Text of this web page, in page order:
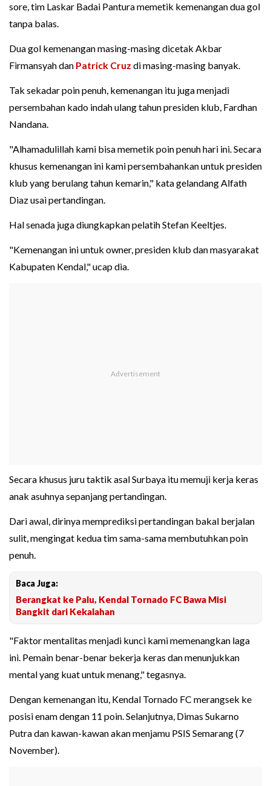
sore, tim Laskar Badai Pantura memetik kemenangan dua gol
tanpa balas.
Dua gol kemenangan masing-masing dicetak Akbar
Firmansyah dan Patrick Cruz di masing-masing banyak.
Tak sekadar poin penuh, kemenangan itu juga menjadi
persembahan kado indah ulang tahun presiden klub, Fardhan
Nandana.
"Alhamadulillah kami bisa memetik poin penuh hari ini. Secara
khusus kemenangan ini kami persembahankan untuk presiden
klub yang berulang tahun kemarin," kata gelandang Alfath
Diaz usai pertandingan.
Hal senada juga diungkapkan pelatih Stefan Keeltjes.
"Kemenangan ini untuk owner, presiden klub dan masyarakat
Kabupaten Kendal," ucap dia.
Secara khusus juru taktik asal Surbaya itu memuji kerja keras
anak asuhnya sepanjang pertandingan.
Dari awal, dirinya memprediksi pertandingan bakal berjalan
sulit, mengingat kedua tim sama-sama membutuhkan poin
penuh.
Baca Juga:
Berangkat ke Palu, Kendal Tornado FC Bawa Misi
Bangkit dari Kekalahan
"Faktor mentalitas menjadi kunci kami memenangkan laga
ini. Pemain benar-benar bekerja keras dan menunjukkan
mental yang kuat untuk menang," tegasnya.
Dengan kemenangan itu, Kendal Tornado FC merangsek ke
posisi enam dengan 11 poin. Selanjutnya, Dimas Sukarno
Putra dan kawan-kawan akan menjamu PSIS Semarang (7
November).